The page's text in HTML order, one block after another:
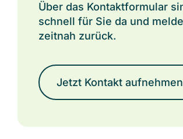
Über das Kontaktformular
schnell für Sie da und
zeitnah zurück.
Jetzt Kontakt aufnehmen